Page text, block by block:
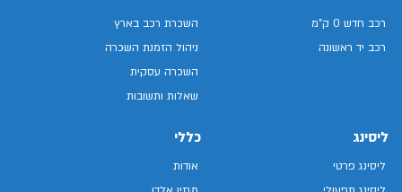
רכב חדש 0 ק"מ
רכב יד ראשונה
השכרת רכב בארץ
ניהול הזמנת השכרה
השכרה עסקית
שאלות ותשובות
ליסינג
ליסינג פרטי
כללי
אודות